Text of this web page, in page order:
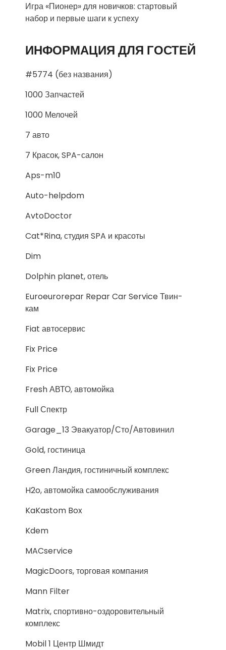
Игра «Пионер» для новичков: стартовый
набор и первые шаги к успеху
ИНФОРМАЦИЯ ДЛЯ ГОСТЕЙ
#5774 (без названия)
1000 Запчастей
1000 Мелочей
7 авто
7 Красок, SPA-салон
Aps-m10
Auto-helpdom
AvtoDoctor
Cat*Rina, студия SPA и красоты
Dim
Dolphin planet, отель
Euroeurorepar Repar Car Service Твин-
кам
Fiat автосервис
Fix Price
Fix Price
Fresh АВТО, автомойка
Full Спектр
Garage_13 Эвакуатор/Сто/Автовинил
Gold, гостиница
Green Ландия, гостиничный комплекс
H2o, автомойка самообслуживания
KaKastom Box
Kdem
MACservice
MagicDoors, торговая компания
Mann Filter
Matrix, спортивно-оздоровительный
комплекс
Mobil 1 Центр Шмидт